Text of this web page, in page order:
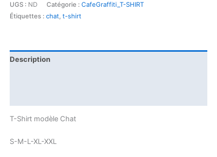
UGS : ND Catégorie : CafeGraffiti_T-SHIRT
Étiquettes : chat, t-shirt
Description
T-Shirt modèle Chat
S-M-L-XL-XXL